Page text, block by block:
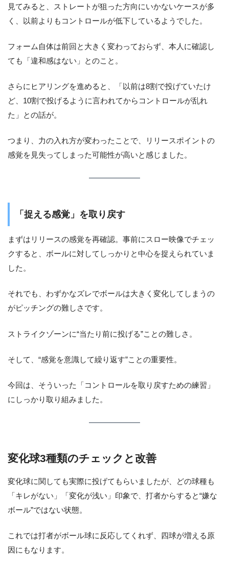
見てみると、ストレートが狙った方向にいかないケースが多
く、以前よりもコントロールが低下しているようでした。
フォーム自体は前回と大きく変わっておらず、本人に確認し
ても「違和感はない」とのこと。
さらにヒアリングを進めると、「以前は8割で投げていたけ
ど、10割で投げるように言われてからコントロールが乱れ
た」との話が。
つまり、力の入れ方が変わったことで、リリースポイントの
感覚を見失ってしまった可能性が高いと感じました。
「捉える感覚」を取り戻す
まずはリリースの感覚を再確認。事前にスロー映像でチェッ
クすると、ボールに対してしっかりと中心を捉えられていま
した。
それでも、わずかなズレでボールは大きく変化してしまうの
がピッチングの難しさです。
ストライクゾーンに“当たり前に投げる”ことの難しさ。
そして、“感覚を意識して繰り返す”ことの重要性。
今回は、そういった「コントロールを取り戻すための練習」
にしっかり取り組みました。
変化球3種類のチェックと改善
変化球に関しても実際に投げてもらいましたが、どの球種も
「キレがない」「変化が浅い」印象で、打者からすると“嫌な
ボール”ではない状態。
これでは打者がボール球に反応してくれず、四球が増える原
因にもなります。